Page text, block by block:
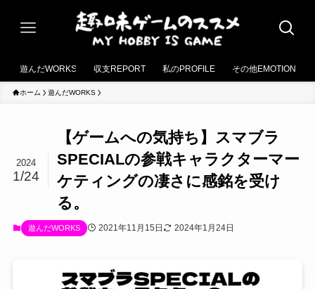
遊んだWORKS 収支REPORT 私のPROFILE その他EMOTION
ホーム 遊んだWORKS
【ゲームへの気持ち】スマブラ
SPECIALの参戦キャラクターマー
ケティングの凄さに感銘を受け
る。
2024
1/24
遊んだWORKS 2021年11月15日 2024年1月24日